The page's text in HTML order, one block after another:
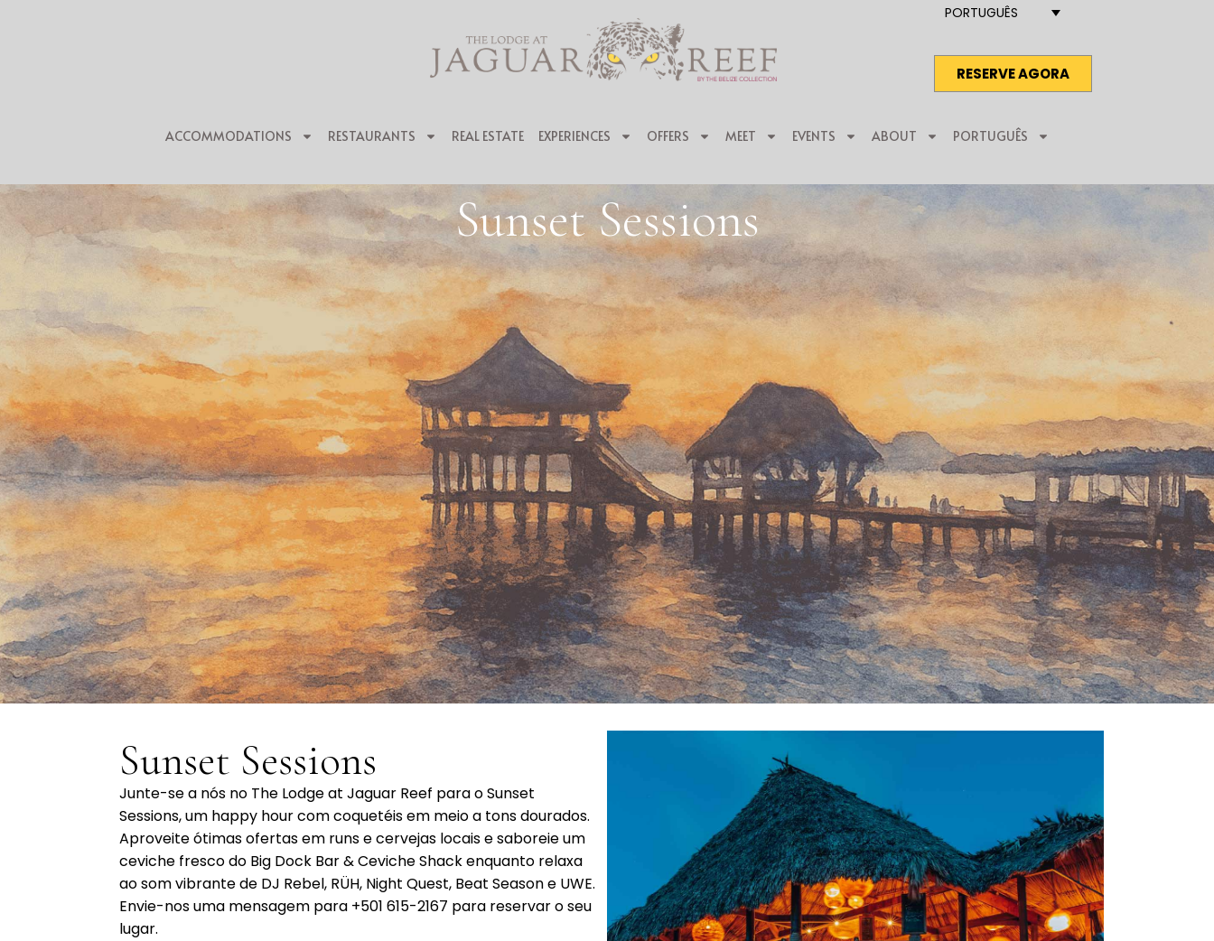
PORTUGUÊS
RESERVE AGORA
ACCOMMODATIONS RESTAURANTS REAL ESTATE EXPERIENCES OFFERS MEET EVENTS ABOUT PORTUGUÊS
Sunset Sessions
Sunset Sessions
Junte-se a nós no The Lodge at Jaguar Reef para o Sunset
Sessions, um happy hour com coquetéis em meio a tons dourados.
Aproveite ótimas ofertas em runs e cervejas locais e saboreie um
ceviche fresco do Big Dock Bar & Ceviche Shack enquanto relaxa
ao som vibrante de DJ Rebel, RÜH, Night Quest, Beat Season e UWE.
Envie-nos uma mensagem para +501 615-2167 para reservar o seu
lugar.